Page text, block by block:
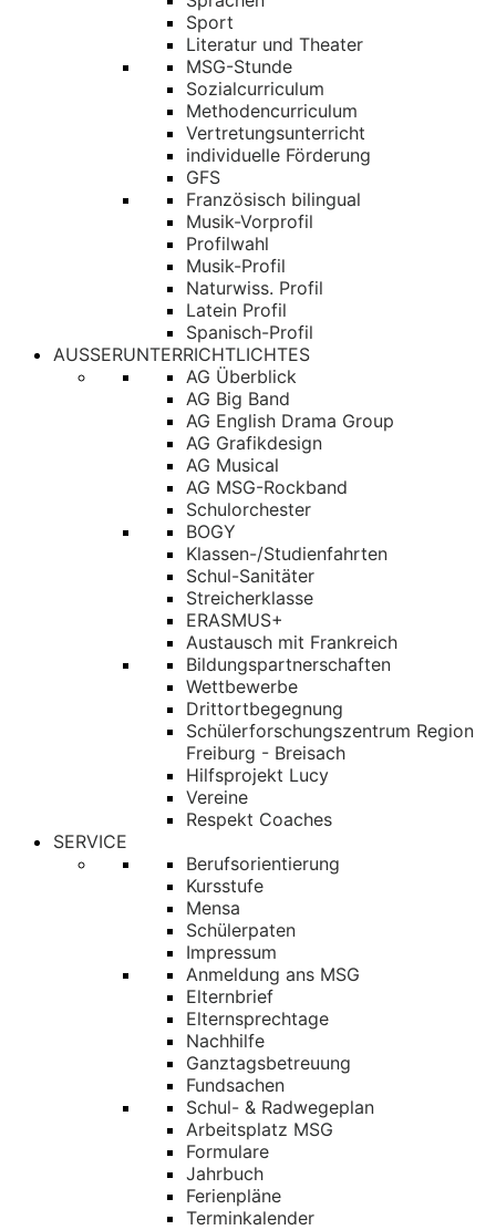
Sport
Literatur und Theater
MSG-Stunde
Sozialcurriculum
Methodencurriculum
Vertretungsunterricht
individuelle Förderung
GFS
Französisch bilingual
Musik-Vorprofil
Profilwahl
Musik-Profil
Naturwiss. Profil
Latein Profil
Spanisch-Profil
AUSSERUNTERRICHTLICHTES
AG Überblick
AG Big Band
AG English Drama Group
AG Grafikdesign
AG Musical
AG MSG-Rockband
Schulorchester
BOGY
Klassen-/Studienfahrten
Schul-Sanitäter
Streicherklasse
ERASMUS+
Austausch mit Frankreich
Bildungspartnerschaften
Wettbewerbe
Drittortbegegnung
Schülerforschungszentrum Region
Freiburg - Breisach
Hilfsprojekt Lucy
Vereine
Respekt Coaches
SERVICE
Berufsorientierung
Kursstufe
Mensa
Schülerpaten
Impressum
Anmeldung ans MSG
Elternbrief
Elternsprechtage
Nachhilfe
Ganztagsbetreuung
Fundsachen
Schul- & Radwegeplan
Arbeitsplatz MSG
Formulare
Jahrbuch
Ferienpläne
Terminkalender